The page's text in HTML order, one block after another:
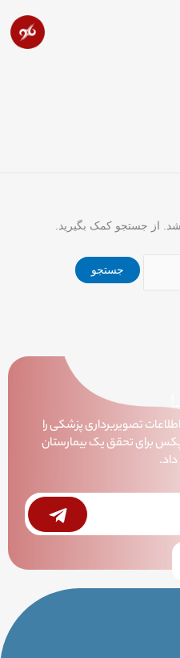
از جستجو کمک بگیرید.
اطلاعات تصویربرداری پزشکی را
برای تحقق یک بیمارستان
Submit